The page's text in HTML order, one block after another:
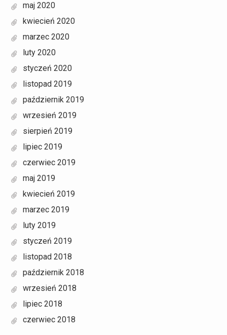
maj 2020
kwiecień 2020
marzec 2020
luty 2020
styczeń 2020
listopad 2019
październik 2019
wrzesień 2019
sierpień 2019
lipiec 2019
czerwiec 2019
maj 2019
kwiecień 2019
marzec 2019
luty 2019
styczeń 2019
listopad 2018
październik 2018
wrzesień 2018
lipiec 2018
czerwiec 2018